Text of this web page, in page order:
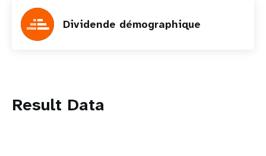
Dividende démographique
Result Data